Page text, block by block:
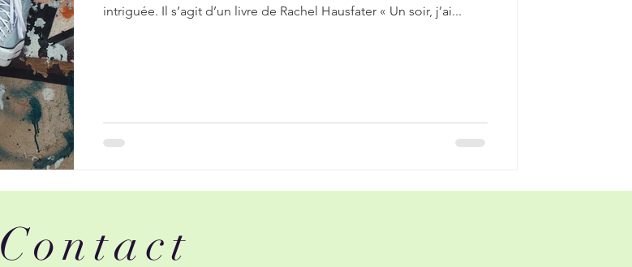
intriguée. Il s’agit d’un livre de Rachel Hausfater « Un soir, j’ai...
Contact